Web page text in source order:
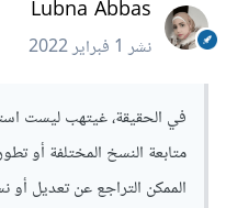
Lubna Abbas
نشر1 فبراير 2022
متابعة النسخ المختلفة أو
الممكن التراجع عن تعديل